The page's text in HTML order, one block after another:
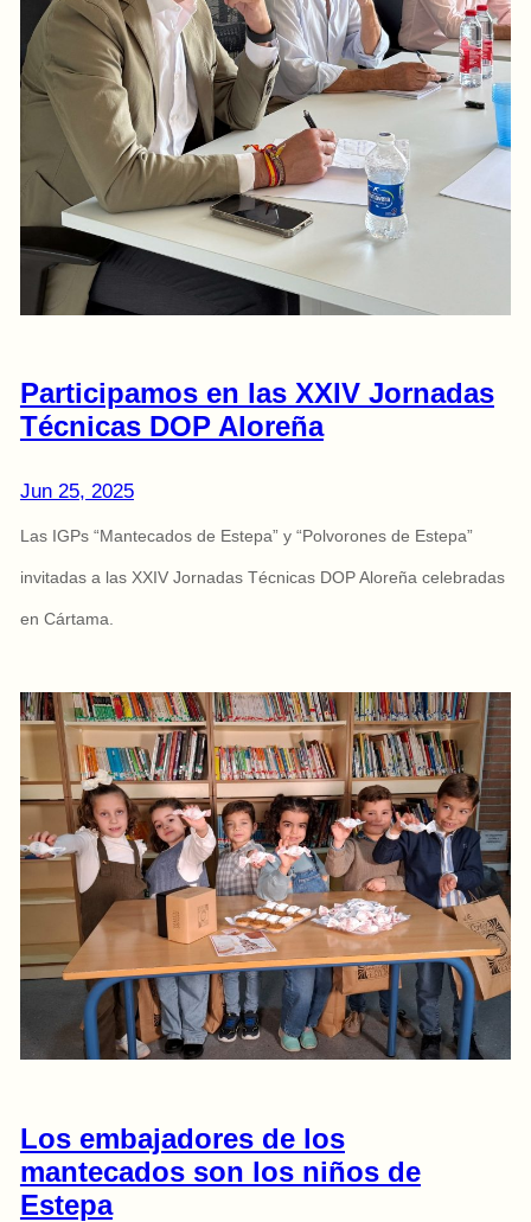
Participamos en las XXIV Jornadas
Técnicas DOP Aloreña
Jun 25, 2025
Las IGPs “Mantecados de Estepa” y “Polvorones de Estepa”
invitadas a las XXIV Jornadas Técnicas DOP Aloreña celebradas
en Cártama.
Los embajadores de los
mantecados son los niños de
Estepa